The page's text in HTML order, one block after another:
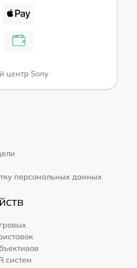
центр Sony
персональных данных
систем